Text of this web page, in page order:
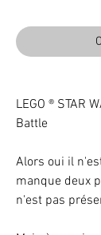
LEGO ® STAR
Battle
Alors oui il
manque deux
n'est pas